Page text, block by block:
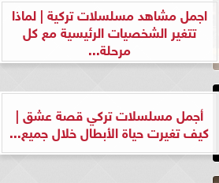
اجمل مشاهد مسلسلات تركية | لماذا
تتغير الشخصيات الرئيسية مع كل
مرحلة...
أجمل مسلسلات تركي قصة عشق |
كيف تغيرت حياة الأبطال خلال جميع...